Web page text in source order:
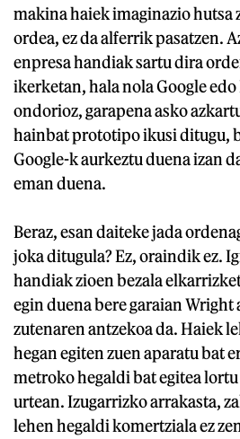
makina haiek imaginazio hutsa
ordea, ez da alferrik pasatzen.
enpresa handiak sartu dira
ikerketan, hala nola Google
ondorioz, garapena asko
hainbat prototipo ikusi ditugu,
Google-k aurkeztu duena izan
eman duena.
Beraz, esan daiteke jada
joka ditugula? Ez, oraindik ez.
handiak zioen bezala
egin duena bere garaian Wright
zutenaren antzekoa da. Haiek
hegan egiten zuen aparatu bat
metroko hegaldi bat egitea
urtean. Izugarrizko arrakasta,
lehen hegaldi komertziala ez